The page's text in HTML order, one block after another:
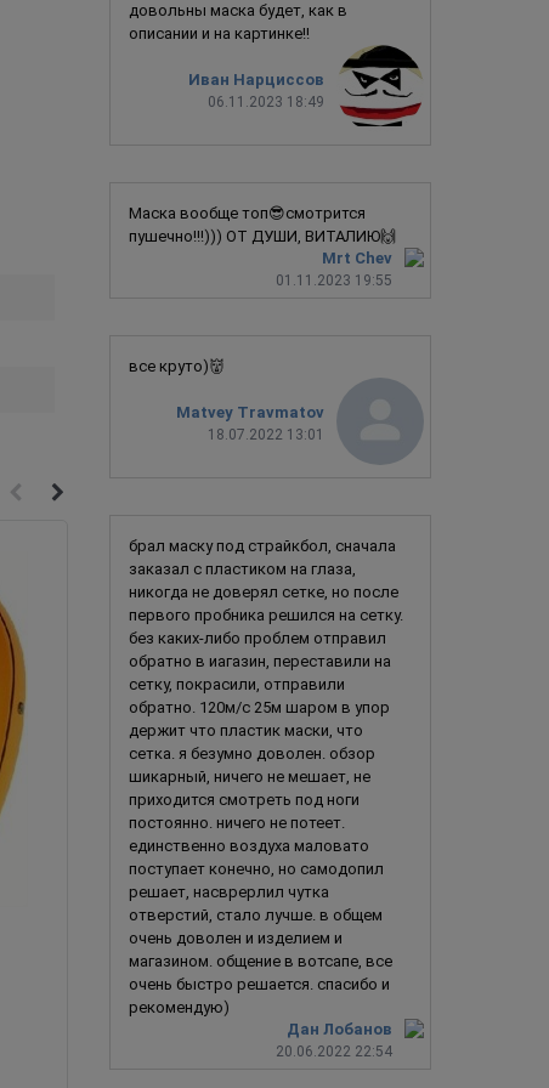
Пустой (Ичиго Куросаки, Блич)
Иван Нарциссов
06.11.2023 18:49
довольны маска будет, как в
описании и на картинке!!
Mrt Chev
01.11.2023 19:55
Маска вообще топ😎смотрится
пушечно!!!))) ОТ ДУШИ, ВИТАЛИЮ🙌
Matvey Travmatov
18.07.2022 13:01
все круто)👹
Дан Лобанов
20.06.2022 22:54
брал маску под страйкбол, сначала
заказал с пластиком на глаза,
никогда не доверял сетке, но после
первого пробника решился на сетку.
без каких-либо проблем отправил
обратно в иагазин, переставили на
сетку, покрасили, отправили
обратно. 120м/с 25м шаром в упор
держит что пластик маски, что
сетка. я безумно доволен. обзор
шикарный, ничего не мешает, не
приходится смотреть под ноги
постоянно. ничего не потеет.
единственно воздуха маловато
поступает конечно, но самодопил
решает, насврерлил чутка
отверстий, стало лучше. в общем
очень доволен и изделием и
магазином. общение в вотсапе, все
очень быстро решается. спасибо и
рекомендую)